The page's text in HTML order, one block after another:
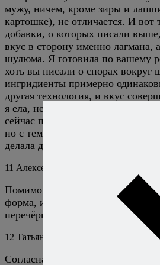
мужу, ничем, кроме зиры и
картошке), не отличается. И вот
добавки, о которых писали
вкус в сторону именно лагмана,
шулюма. Я готовила по вашему
хоть вы писали о спорах
ингридиенты примерно
другая технология, и вкус
я ела, не у русских. Муж тоже
сейчас приготовить. Хочу взять
но с теми добавками, о которых
делала для феттучини. Она
11 Алексей Онегин
Помимо содержания, у
форма, и подчас она бывает
перечёркивает даже полезное и
12 Татьяна
Согласна. Наше самомнение